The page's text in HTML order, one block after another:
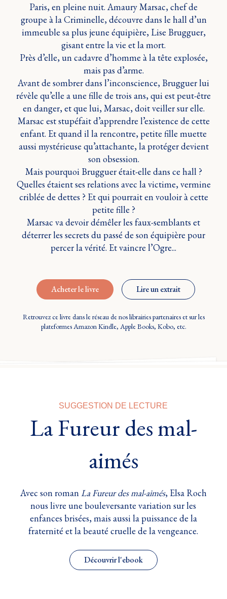
Paris, en pleine nuit. Amaury Marsac, chef de
groupe à la Criminelle, découvre dans le hall d’un
immeuble sa plus jeune équipière, Lise Brugguer,
gisant entre la vie et la mort.
Près d’elle, un cadavre d’homme à la tête explosée,
mais pas d’arme.
Avant de sombrer dans l’inconscience, Brugguer lui
révèle qu’elle a une fille de trois ans, qui est peut-être
en danger, et que lui, Marsac, doit veiller sur elle.
Marsac est stupéfait d’apprendre l’existence de cette
enfant. Et quand il la rencontre, petite fille muette
aussi mystérieuse qu’attachante, la protéger devient
son obsession.
Mais pourquoi Brugguer était-elle dans ce hall ?
Quelles étaient ses relations avec la victime, vermine
criblée de dettes ? Et qui pourrait en vouloir à cette
petite fille ?
Marsac va devoir démêler les faux-semblants et
déterrer les secrets du passé de son équipière pour
percer la vérité. Et vaincre l’Ogre...
Acheter le livre Lire un extrait
Retrouvez ce livre dans le réseau de nos librairies partenaires et sur les
plateformes Amazon Kindle, Apple Books, Kobo, etc.
SUGGESTION DE LECTURE
La Fureur des mal-
aimés
Avec son romanLa Fureur des mal-aimés, Elsa Roch
nous livre une bouleversante variation sur les
enfances brisées, mais aussi la puissance de la
fraternité et la beauté cruelle de la vengeance.
Découvrir l'ebook